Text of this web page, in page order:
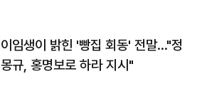
이임생이 밝힌 '빵집 회동' 전말…"정
몽규, 홍명보로 하라 지시"